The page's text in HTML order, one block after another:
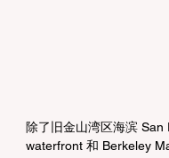
除了旧金山湾区海滨 San
waterfront 和 Berkeley